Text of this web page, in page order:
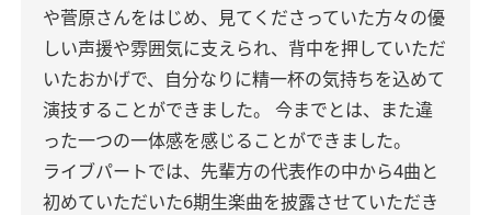
や菅原さんをはじめ、見てくださっていた方々の優
しい声援や雰囲気に支えられ、背中を押していただ
いたおかげで、自分なりに精一杯の気持ちを込めて
演技することができました。
今までとは、また違
った一つの一体感を感じることができました。
ライブパートでは、先輩方の代表作の中から4曲と
初めていただいた6期生楽曲を披露させていただき